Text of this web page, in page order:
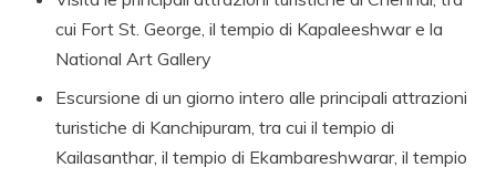
VIAGGI IN INDIA,
AGENZIA VIAGGI IN
NORD INDIA,
AGENZIA VIAGGI IN
cui Fort St. George, il tempio di Kapaleeshwar e la
National Art Gallery
Escursione di un giorno intero alle principali attrazioni
turistiche di Kanchipuram, tra cui il tempio di
Kailasanthar, il tempio di Ekambareshwarar, il tempio